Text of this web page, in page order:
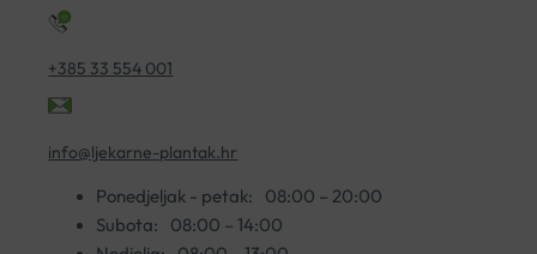
+385 33 554 001
info@ljekarne-plantak.hr
Ponedjeljak - petak:
08:00 – 20:00
Subota:
08:00 – 14:00